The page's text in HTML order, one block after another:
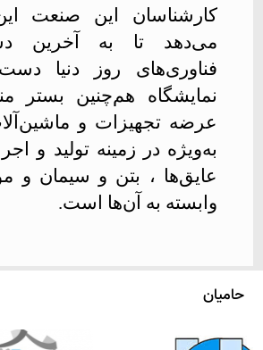
کارشناسان این صنعت
می‌دهد تا به آخرین
فناوری‌های روز دنیا دست
نمایشگاه هم‌چنین بستر
عرضه تجهیزات و
به‌ویژه در زمینه تولید و
عایق‌ها ، بتن و سیمان و
وابسته به آن‌ها است.
حامیان